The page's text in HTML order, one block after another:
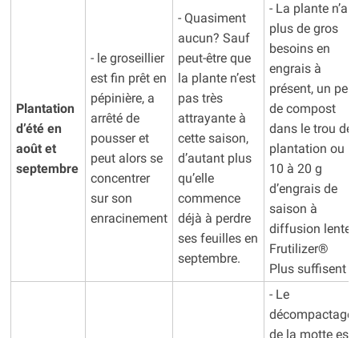
Plantation
d’été en
août et
septembre
- le groseillier
est fin prêt en
pépinière, a
arrêté de
pousser et
peut alors se
concentrer
sur son
enracinement
- Quasiment
aucun? Sauf
peut-être que
la plante n’est
pas très
attrayante à
cette saison,
d’autant plus
qu’elle
commence
déjà à perdre
ses feuilles en
septembre.
- La plante n’a
plus de gros
besoins en
engrais à
présent, un peu
de compost
dans le trou de
plantation ou
10 à 20 g
d’engrais de
saison à
diffusion lente
Frutilizer®
Plus suffisent
- Le
décompactage
de la motte est